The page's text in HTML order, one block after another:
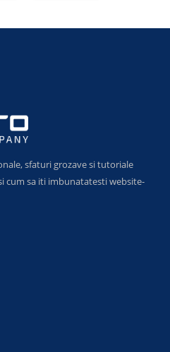
sfaturi grozave si tutoriale
cum sa iti imbunatatesti website-